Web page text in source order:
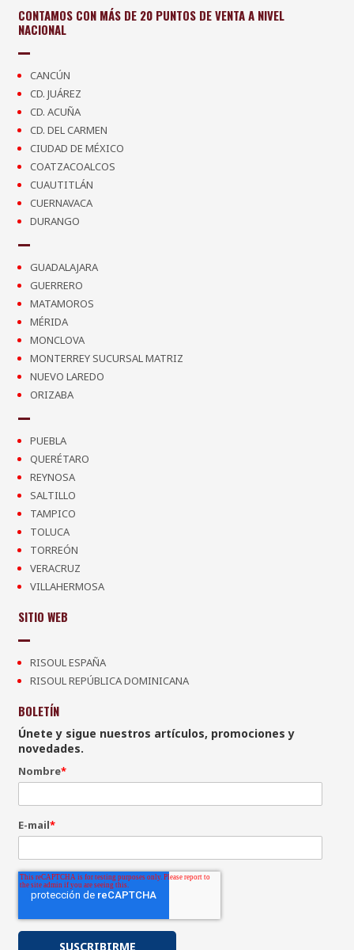
CONTAMOS CON MÁS DE 20 PUNTOS DE VENTA A NIVEL
NACIONAL
CANCÚN
CD. JUÁREZ
CD. ACUÑA
CD. DEL CARMEN
CIUDAD DE MÉXICO
COATZACOALCOS
CUAUTITLÁN
CUERNAVACA
DURANGO
GUADALAJARA
GUERRERO
MATAMOROS
MÉRIDA
MONCLOVA
MONTERREY SUCURSAL MATRIZ
NUEVO LAREDO
ORIZABA
PUEBLA
QUERÉTARO
REYNOSA
SALTILLO
TAMPICO
TOLUCA
TORREÓN
VERACRUZ
VILLAHERMOSA
SITIO WEB
RISOUL ESPAÑA
RISOUL REPÚBLICA DOMINICANA
BOLETÍN
Únete y sigue nuestros artículos, promociones y
novedades.
Nombre*
E-mail*